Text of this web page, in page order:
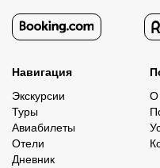
Навигация
Экскурсии
Туры
Авиабилеты
Отели
Дневник
О